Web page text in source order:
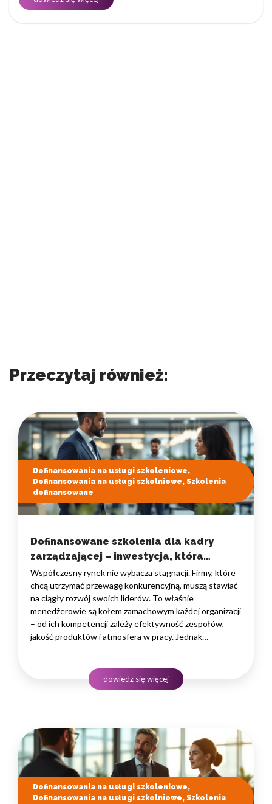
Przeczytaj również:
Dofinansowania na usługi szkoleniowe,
Dofinansowania na usługi szkolniowe, Szkolenia
dofinansowane
Dofinansowane szkolenia dla kadry
zarządzającej – inwestycja, która
napędza biznes
Współczesny rynek nie wybacza stagnacji. Firmy, które
chcą utrzymać przewagę konkurencyjną, muszą stawiać
na ciągły rozwój swoich liderów. To właśnie
menedżerowie są kołem zamachowym każdej organizacji
– od ich kompetencji zależy efektywność zespołów,
jakość produktów i atmosfera w pracy. Jednak
Na szczęście istnieją skuteczne sposoby na zdobycie
dowiedz się więcej
Dofinansowania na usługi szkoleniowe,
Dofinansowania na usługi szkolniowe, Szkolenia